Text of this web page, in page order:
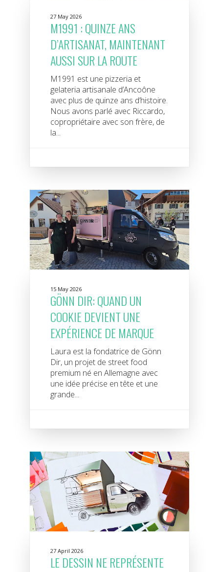
27 May 2026
M1991 : QUINZE ANS
D’ARTISANAT, MAINTENANT
AUSSI SUR LA ROUTE
M1991 est une pizzeria et
gelateria artisanale d’Ancoône
avec plus de quinze ans d’histoire.
Nous avons parlé avec Riccardo,
copropriétaire avec son frère, de
la...
15 May 2026
GÖNN DIR: QUAND UN
COOKIE DEVIENT UNE
EXPÉRIENCE DE MARQUE
Laura est la fondatrice de Gönn
Dir, un projet de street food
premium né en Allemagne avec
une idée précise en tête et une
grande...
27 April 2026
LE DESSIN NE REPRÉSENTE